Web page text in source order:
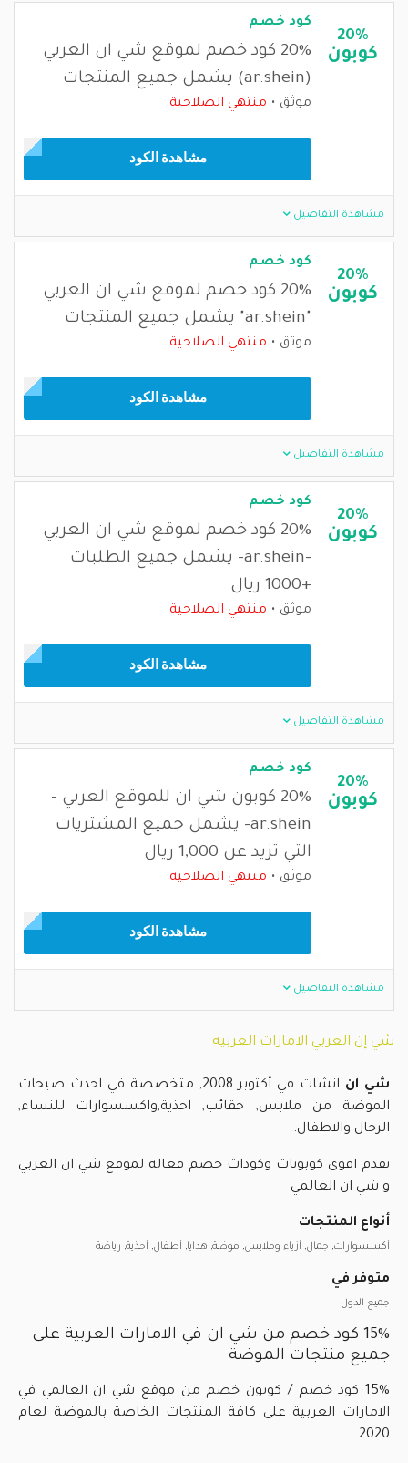
20%
كوبون
كود خصم
20% كود خصم لموقع شي ان العربي
(ar.shein) يشمل جميع المنتجات
موثق منتهي الصلاحية
مشاهدة الكود
مشاهدة التفاصيل
20%
كوبون
كود خصم
20% كود خصم لموقع شي ان العربي
"ar.shein" يشمل جميع المنتجات
موثق منتهي الصلاحية
مشاهدة الكود
مشاهدة التفاصيل
20%
كوبون
كود خصم
20% كود خصم لموقع شي ان العربي
-ar.shein- يشمل جميع الطلبات
+1000 ريال
موثق منتهي الصلاحية
مشاهدة الكود
مشاهدة التفاصيل
20%
كوبون
كود خصم
20% كوبون شي ان للموقع العربي -
ar.shein- يشمل جميع المشتريات
التي تزيد عن 1,000 ريال
موثق منتهي الصلاحية
مشاهدة الكود
مشاهدة التفاصيل
شي إن العربي الامارات العربية
شي ان
انشات في أكتوبر 2008, متخصصة في احدث صيحات
الموضة من ملابس, حقائب, احذية,واكسسوارات للنساء,
الرجال والاطفال.
نقدم اقوى كوبونات وكودات خصم فعالة لموقع شي ان العربي
و شي ان العالمي
أنواع المنتجات
أكسسوارات, جمال, أزياء وملابس, موضة, هدايا, أطفال, أحذية, رياضة
متوفر في
جميع الدول
15% كود خصم من شي ان في الامارات العربية على
جميع منتجات الموضة
15% كود خصم / كوبون خصم من موقع شي ان العالمي في
الامارات العربية على كافة المنتجات الخاصة بالموضة لعام
2020